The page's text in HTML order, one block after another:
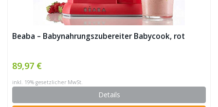
Beaba – Babynahrungszubereiter Babycook, rot
89,97 €
inkl. 19% gesetzlicher MwSt.
Details